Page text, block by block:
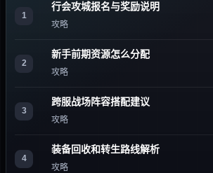
1
行会攻城报名与奖励说明
攻略
2
新手前期资源怎么分配
攻略
3
跨服战场阵容搭配建议
攻略
4
装备回收和转生路线解析
攻略